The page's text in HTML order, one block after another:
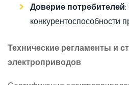
Доверие потребителей:
конкурентоспособности
Технические регламенты и
электроприводов